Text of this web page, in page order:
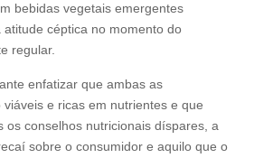
bebidas vegetais emergentes
atitude céptica no momento do
regular.
enfatizar que ambas as
e ricas em nutrientes e que
os conselhos nutricionais díspares, a
sobre o consumidor e aquilo que o